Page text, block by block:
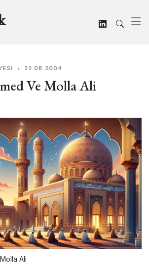
• 22.08.2004
Ve Molla Ali
Ali